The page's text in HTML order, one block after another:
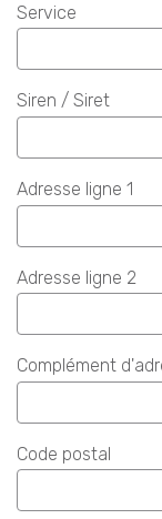
Service
Siren / Siret
Adresse ligne 1
Adresse ligne 2
Complément
Code postal